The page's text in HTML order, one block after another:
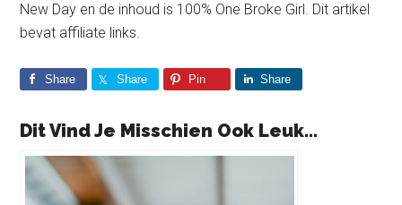
New Day en de inhoud is 100% One Broke Girl. Dit artikel
bevat affiliate links.
Share Share Pin Share
Dit Vind Je Misschien Ook Leuk...